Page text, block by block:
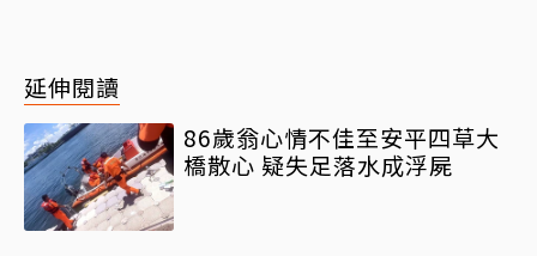
延伸閱讀
86歲翁心情不佳至安平四草大
橋散心 疑失足落水成浮屍